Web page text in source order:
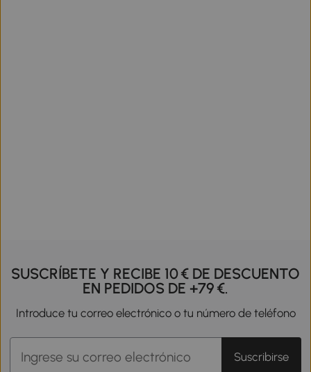
SUSCRÍBETE Y RECIBE 10 € DE DESCUENTO
EN PEDIDOS DE +79 €.
Introduce tu correo electrónico o tu número de teléfono
Suscribirse